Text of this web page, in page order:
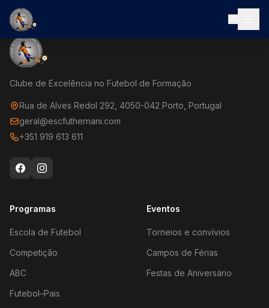
Clube de Excelência no Futebol de Formação
Rua de Alves Redol 292, 4050-042 Porto, Portugal
geral@escfuthernani.com
+351 919 613 611
Programas
Escola de Futebol
Competição
ABC
Futebol–Pais
Eventos
Torneios e convívios
Campos de Férias
Festas de Aniversário